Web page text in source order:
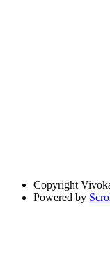
Copyright
Powered by